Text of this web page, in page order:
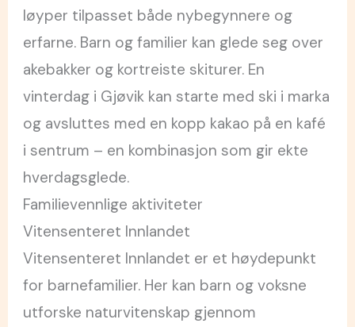
løyper tilpasset både nybegynnere og
erfarne. Barn og familier kan glede seg over
akebakker og kortreiste skiturer. En
vinterdag i Gjøvik kan starte med ski i marka
og avsluttes med en kopp kakao på en kafé
i sentrum – en kombinasjon som gir ekte
hverdagsglede.
Familievennlige aktiviteter
Vitensenteret Innlandet
Vitensenteret Innlandet er et høydepunkt
for barnefamilier. Her kan barn og voksne
utforske naturvitenskap gjennom